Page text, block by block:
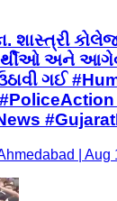
શાસ્ત્રી
અને
ઉઠાવી ગઈ
| Aug